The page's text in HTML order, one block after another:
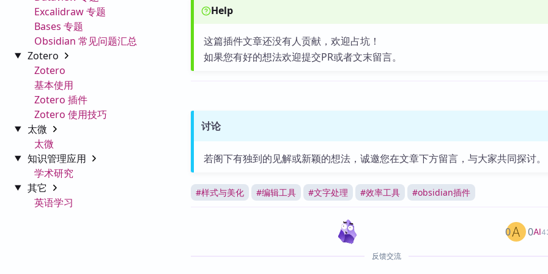
Excalidraw 专题
Bases 专题
Obsidian 常见问题汇总
Zotero
Zotero
基本使用
Zotero 插件
Zotero 使用技巧
太微
太微
知识管理应用
学术研究
其它
英语学习
Help
这篇插件文章还没有人贡献，欢迎占坑！
如果您有好的想法欢迎提交PR或者文末留言。
讨论
若阁下有独到的见解或新颖的想法，诚邀您在文章下方留言，与大家共同探讨。
#样式与美化 #编辑工具 #文字处理 #效率工具 #obsidian插件
AI
0 0
反馈交流